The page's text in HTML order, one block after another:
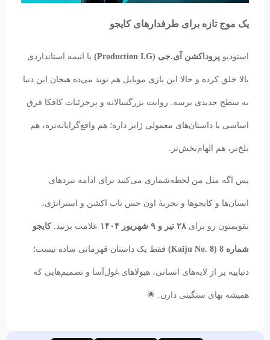
یک موج تازه برای طرفدارهای کایجو
استودیو پروداکشن آی.جی (Production I.G) با انیمه استانداردی
بالا خلق کرده و حالا این بازی موبایل هم نوید می‌ده هیجان این دنیا
به سطح جدیدی برسه. روایت بزرگسالانه و پرجزئیات کافکا فرق
اساسی با داستان‌های معمولی ژانر داره؛ هم واقع‌گرایانه‌تره، هم
تلخ‌تر، هم الهام‌بخش‌تر.
پس اگه مثل من لحظه‌شماری می‌کنید برای ادامه نبردهای
انسان‌ها و کایجوها و تجربهٔ اون حس ناب اکشن و استراتژی،
تقویمتون رو برای ۲۸ تیر و ۹ شهریور ۱۴۰۴ علامت بزنید. کایجو
شماره 8 (Kaiju No. 8) فقط یک داستان قهرمانی ساده نیست؛
دنیاییه پر از لایه‌های انسانی، هیولاهای غول‌آسا و تصمیم‌هایی که
همیشه بهای سنگینی دارن. 🌟